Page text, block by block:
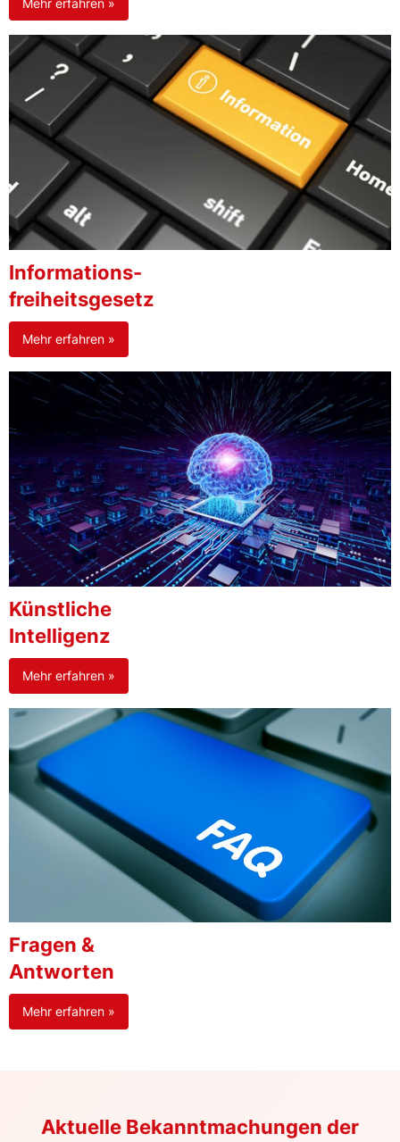
Informations-
freiheitsgesetz
Mehr erfahren »
Künstliche
Intelligenz
Mehr erfahren »
Fragen &
Antworten
Mehr erfahren »
Aktuelle Bekanntmachungen der